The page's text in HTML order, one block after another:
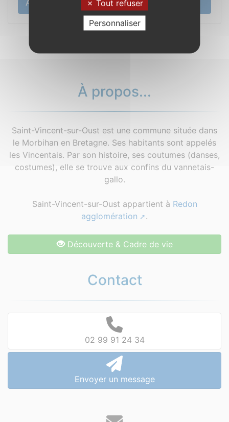
Actualité
À propos...
Saint-Vincent-sur-Oust est une commune située dans
le Morbihan en Bretagne. Ses habitants sont appelés
les Vincentais. Par son histoire, ses coutumes (danses,
costumes), elle se trouve aux confins du vannetais-
gallo.
Saint-Vincent-sur-Oust appartient à Redon
agglomération
.
Découverte & Cadre de vie
Contact
02 99 91 24 34
Envoyer un message
Tout refuser
Personnaliser